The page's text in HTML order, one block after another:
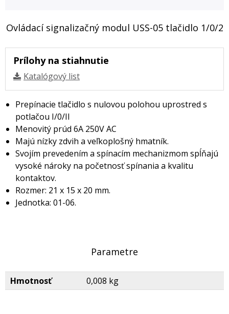
Ovládací signalizačný modul USS-05 tlačidlo 1/0/2
Prílohy na stiahnutie
Katalógový list
Prepínacie tlačidlo s nulovou polohou uprostred s
potlačou I/0/II
Menovitý prúd 6A 250V AC
Majú nízky zdvih a veľkoplošný hmatník.
Svojím prevedením a spínacím mechanizmom spĺňajú
vysoké nároky na početnosť spínania a kvalitu
kontaktov.
Rozmer: 21 x 15 x 20 mm.
Jednotka: 01-06.
Parametre
Hmotnosť 0,008 kg